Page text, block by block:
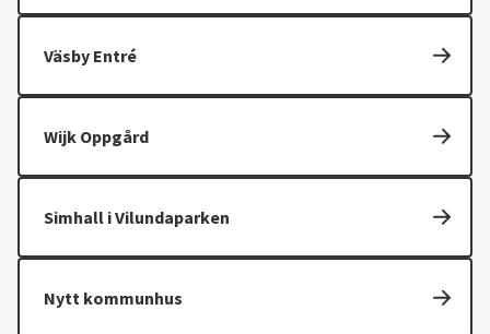
Väsby Entré
Wijk Oppgård
Simhall i Vilundaparken
Nytt kommunhus